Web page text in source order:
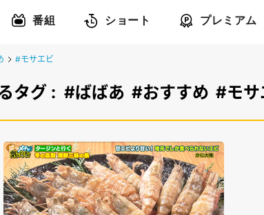
番組 ショート プレミアム
#モサエビ
タグ : #ばばあ #おすすめ #モサ